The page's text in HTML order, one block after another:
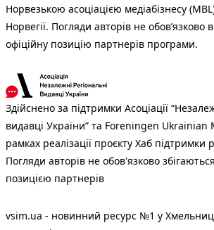
Норвезькою асоціацією медіабізнесу
Норвегії. Погляди авторів не обов’язково
офіційну позицію партнерів програми.
Здійснено за підтримки Асоціації
видавці України” та Foreningen
рамках реалізації проєкту Хаб підтримки
Погляди авторів не обов'язково
позицією партнерів
vsim.ua - новинний ресурс №1 у